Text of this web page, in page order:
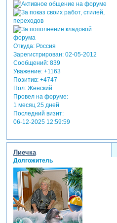
Откуда:Россия
Зарегистрирован: 02-05-2012
Сообщений:839
Уважение: +1163
Позитив: +4747
Пол:Женский
Провел на форуме:
1 месяц 25 дней
Последний визит:
06-12-2025 12:59:59
Лиечка
Долгожитель